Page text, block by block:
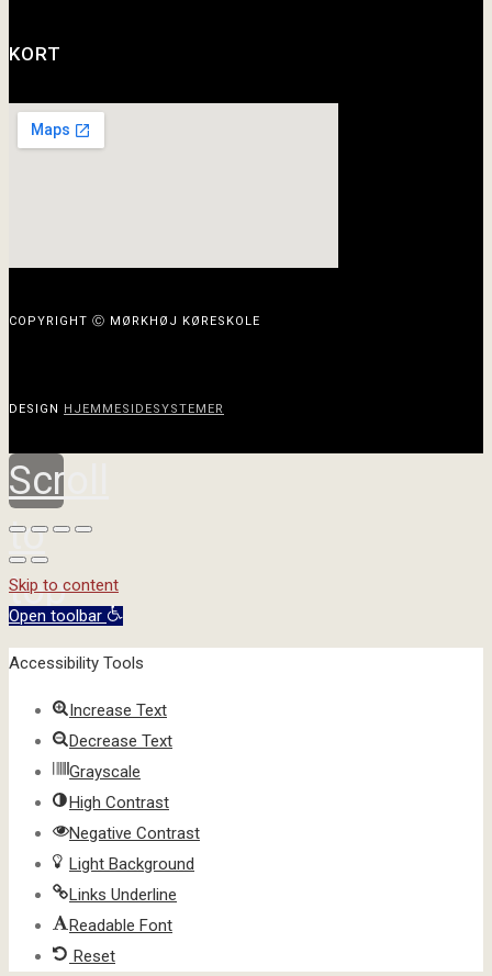
KORT
COPYRIGHT Ⓒ MØRKHØJ KØRESKOLE
DESIGN HJEMMESIDESYSTEMER
Scroll
to
top
Skip to content
Open toolbar
Accessibility Tools
Increase Text
Decrease Text
Grayscale
High Contrast
Negative Contrast
Light Background
Links Underline
Readable Font
Reset